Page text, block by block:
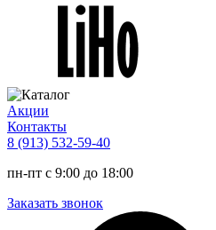
Акции
Контакты
8 (913) 532-59-40
пн-пт с 9:00 до 18:00
Заказать звонок